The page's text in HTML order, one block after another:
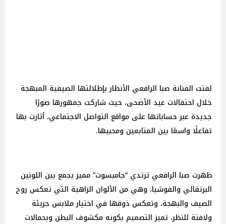
لفتت الفنانة صبا الرافعي الأنظار بإطلالتها الصيفية المبهجة
خلال احتفالات عيد الأضحى، حيث شاركت جمهورها صورًا
جديدة عبر حساباتها على مواقع التواصل الاجتماعي، أثارت بها
تفاعلًا واسعًا بين المتابعين ومحبيها.
ظهرت صبا الرافعي ترتدي “جامبسوت” مميز يجمع بين اللونين
البرتقالي والفوشيا، وهي من الألوان الزاهية التي تعكس روح
الصيف والبهجة، وتعكس ذوقها في اختيار ملابس جريئة
ولافتة للنظر، تميز التصميم بكونه مكشوف البطن وبحمالات